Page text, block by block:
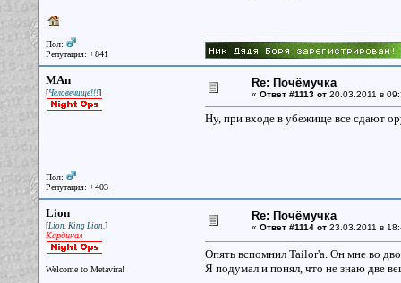
Пол:
Репутация: +841
MAn
[Человечище!!!]
Пол:
Репутация: +403
Re: Почёмучка
« Ответ #1113 от20.03.2011 в
Ну, при входе в убежище все сдают
Lion
[Lion. King Lion.]
Кардинал
Welcome to Metavira!
Re: Почёмучка
« Ответ #1114 от23.03.2011 в
Опять вспомнил Tailor'а. Он мне во
Я подумал и понял, что не знаю две